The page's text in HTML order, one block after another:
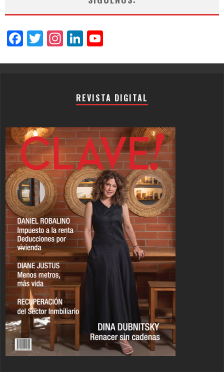
Facebook
Twitter
Instagram
LinkedIn
REVISTA DIGITAL